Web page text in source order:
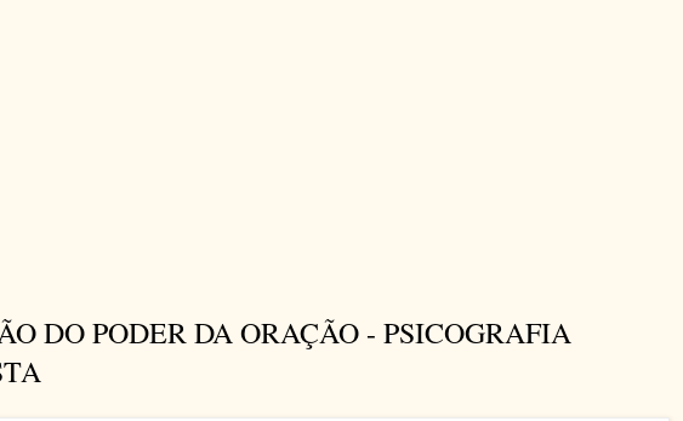
DO PODER DA ORAÇÃO - PSICOGRAFIA